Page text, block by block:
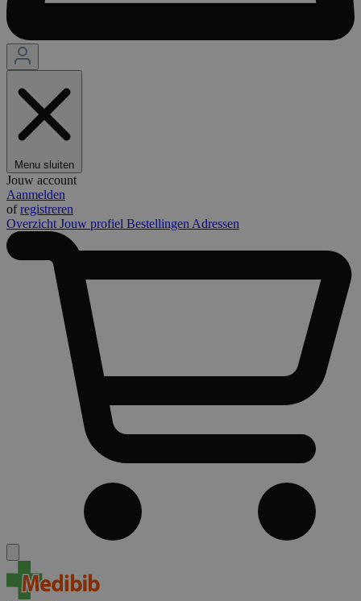
Menu sluiten
Jouw account
Aanmelden
ofregistreren
Overzicht Jouw profiel Bestellingen Adressen